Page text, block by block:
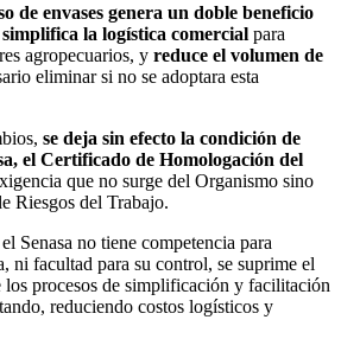
de envases genera un doble beneficio
la logística comercial para
agropecuarios, y reduce el volumen de
eliminar si no se adoptara esta
se deja sin efecto la condición de
el Certificado de Homologación del
que no surge del Organismo sino
Riesgos del Trabajo.
Senasa no tiene competencia para
ni facultad para su control, se suprime el
los procesos de simplificación y facilitación
reduciendo costos logísticos y